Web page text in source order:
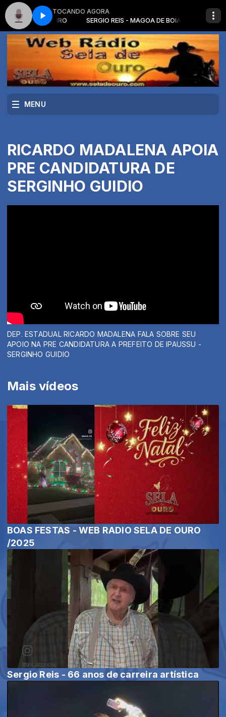
TOCANDO AGORA
DE BOIADEIRO SERGIO REIS - MAGOA DE BOIADEIRO
MENU
RICARDO MADALENA APOIA
PRE CANDIDATURA DE
SERGINHO GUIDIO
Mais vídeos
BOAS FESTAS - WEB RADIO SELA DE OURO
/2025
Sergio Reis - 66 anos de carreira artística
DEP. ESTADUAL RICARDO MADALENA FALA SOBRE SEU
APOIO NA PRE CANDIDATURA A PREFEITO DE IPAUSSU -
SERGINHO GUIDIO